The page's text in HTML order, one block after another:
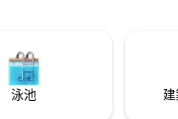
的環境。
泳池